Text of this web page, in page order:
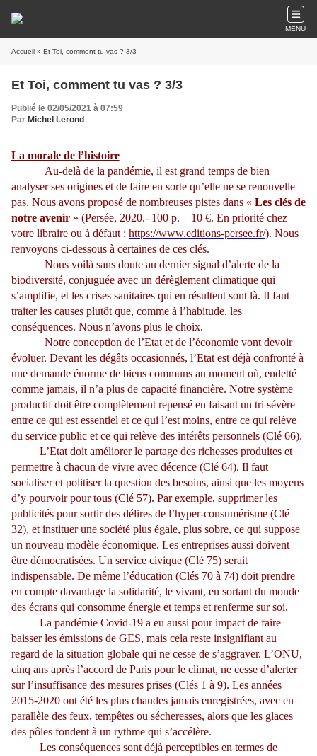
MENU
Accueil » Et Toi, comment tu vas ? 3/3
Et Toi, comment tu vas ? 3/3
Publié le 02/05/2021 à 07:59
Par Michel Lerond
La morale de l’histoire
Au-delà de la pandémie, il est grand temps de bien
analyser ses origines et de faire en sorte qu’elle ne se renouvelle
pas. Nous avons proposé de nombreuses pistes dans « Les clés de
notre avenir » (Persée, 2020.- 100 p. – 10 €. En priorité chez
votre libraire ou à défaut : https://www.editions-persee.fr/). Nous
renvoyons ci-dessous à certaines de ces clés.
Nous voilà sans doute au dernier signal d’alerte de la
biodiversité, conjuguée avec un dérèglement climatique qui
s’amplifie, et les crises sanitaires qui en résultent sont là. Il faut
traiter les causes plutôt que, comme à l’habitude, les
conséquences. Nous n’avons plus le choix.
Notre conception de l’Etat et de l’économie vont devoir
évoluer. Devant les dégâts occasionnés, l’Etat est déjà confronté à
une demande énorme de biens communs au moment où, endetté
comme jamais, il n’a plus de capacité financière. Notre système
productif doit être complètement repensé en faisant un tri sévère
entre ce qui est essentiel et ce qui l’est moins, entre ce qui relève
du service public et ce qui relève des intérêts personnels (Clé 66).
L’Etat doit améliorer le partage des richesses produites et
permettre à chacun de vivre avec décence (Clé 64). Il faut
socialiser et politiser la question des besoins, ainsi que les moyens
d’y pourvoir pour tous (Clé 57). Par exemple, supprimer les
publicités pour sortir des délires de l’hyper-consumérisme (Clé
32), et instituer une société plus égale, plus sobre, ce qui suppose
un nouveau modèle économique. Les entreprises aussi doivent
être démocratisées. Un service civique (Clé 75) serait
indispensable. De même l’éducation (Clés 70 à 74) doit prendre
en compte davantage la solidarité, le vivant, en sortant du monde
des écrans qui consomme énergie et temps et renferme sur soi.
La pandémie Covid-19 a eu aussi pour impact de faire
baisser les émissions de GES, mais cela reste insignifiant au
regard de la situation globale qui ne cesse de s’aggraver. L’ONU,
cinq ans après l’accord de Paris pour le climat, ne cesse d’alerter
sur l’insuffisance des mesures prises (Clés 1 à 9). Les années
2015-2020 ont été les plus chaudes jamais enregistrées, avec en
parallèle des feux, tempêtes ou sécheresses, alors que les glaces
des pôles fondent à un rythme qui s’accélère.
Les conséquences sont déjà perceptibles en termes de